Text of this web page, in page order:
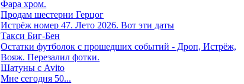
Фара хром.
Продам шестерни Герцог
Истрёж номер 47. Лето 2026. Вот эти даты
Такси Биг-Бен
Остатки футболок с прошедших событий - Дроп, Истрёж,
Вояж. Перезалил фотки.
Шатуны с Avito
Мне сегодня 50...